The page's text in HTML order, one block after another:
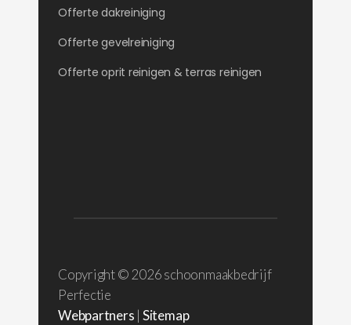
Offerte dakreiniging
Offerte gevelreiniging
Offerte oprit reinigen & terras reinigen
Copyright © 2026 schoonmaakbedrijf
Perfectie
Webpartners | Sitemap